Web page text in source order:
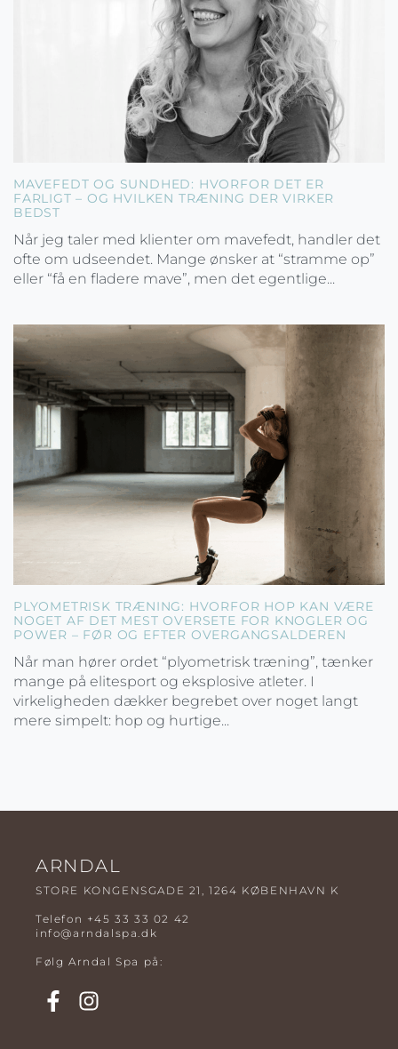
MAVEFEDT OG SUNDHED: HVORFOR DET ER
FARLIGT – OG HVILKEN TRÆNING DER VIRKER
BEDST
Når jeg taler med klienter om mavefedt, handler det
ofte om udseendet. Mange ønsker at “stramme op”
eller “få en fladere mave”, men det egentlige...
PLYOMETRISK TRÆNING: HVORFOR HOP KAN VÆRE
NOGET AF DET MEST OVERSETE FOR KNOGLER OG
POWER – FØR OG EFTER OVERGANGSALDEREN
Når man hører ordet “plyometrisk træning”, tænker
mange på elitesport og eksplosive atleter. I
virkeligheden dækker begrebet over noget langt
mere simpelt: hop og hurtige...
ARNDAL
STORE KONGENSGADE 21, 1264 KØBENHAVN K
Telefon +45 33 33 02 42
info@arndalspa.dk
Følg Arndal Spa på: